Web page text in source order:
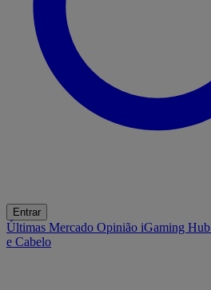
Entrar
Últimas Mercado Opinião iGaming Hub
e Cabelo